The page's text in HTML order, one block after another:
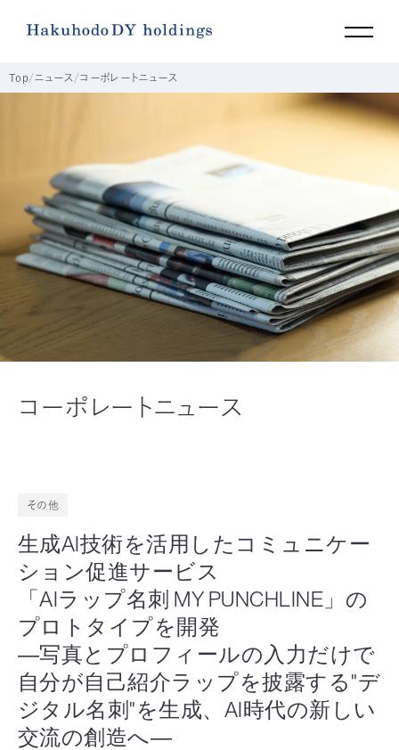
コーポレートニュース
Top ニュース コーポレートニュース
その他
生成AI技術を活用したコミュニケー
ション促進サービス
「AIラップ名刺 MY PUNCHLINE」の
プロトタイプを開発
―写真とプロフィールの入力だけで
自分が自己紹介ラップを披露する"デ
ジタル名刺"を生成、AI時代の新しい
交流の創造へ―